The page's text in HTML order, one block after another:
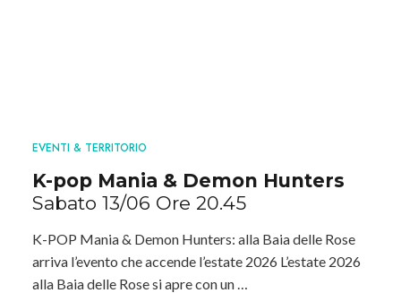
EVENTI & TERRITORIO
K-pop Mania & Demon Hunters
Sabato 13/06 Ore 20.45
K-POP Mania & Demon Hunters: alla Baia delle Rose
arriva l’evento che accende l’estate 2026 L’estate 2026
alla Baia delle Rose si apre con un …